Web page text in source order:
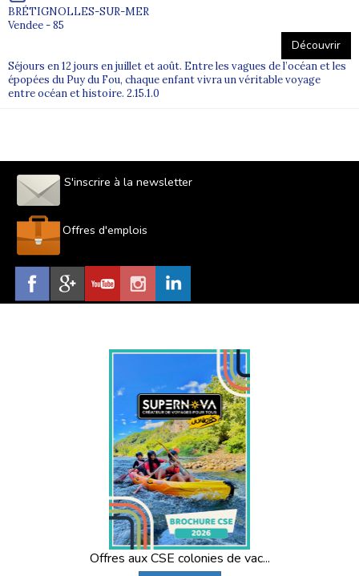
BRÉTIGNOLLES-SUR-MER
Vendee - 85
Découvrir
Séjours en 12 jours en juillet et août. Entre les vagues de l’océan et les
épopées du Puy du Fou, chaque enfant vivra un véritable voyage
entre océan et histoire. 2.15.1.0
S'inscrire à la newsletter
Offres d'emplois
Offres aux CSE colonies de vac...